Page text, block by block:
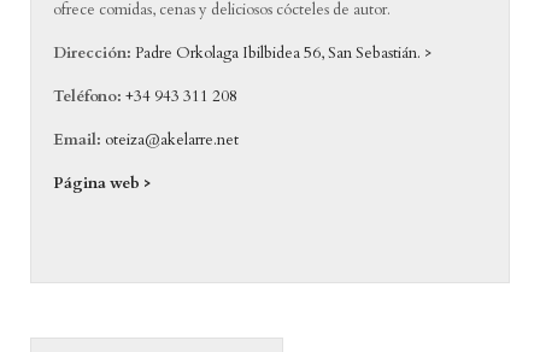
ofrece comidas, cenas y deliciosos cócteles de autor.
Dirección: Padre Orkolaga Ibilbidea 56, San Sebastián. >
Teléfono:+34 943 311 208
Email: oteiza@akelarre.net
Página web >